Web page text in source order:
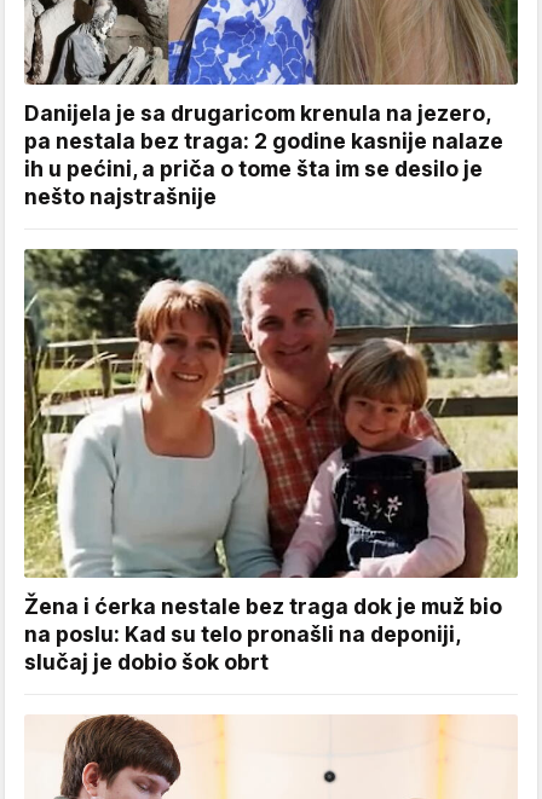
Danijela je sa drugaricom krenula na jezero,
pa nestala bez traga: 2 godine kasnije nalaze
ih u pećini, a priča o tome šta im se desilo je
nešto najstrašnije
Žena i ćerka nestale bez traga dok je muž bio
na poslu: Kad su telo pronašli na deponiji,
slučaj je dobio šok obrt